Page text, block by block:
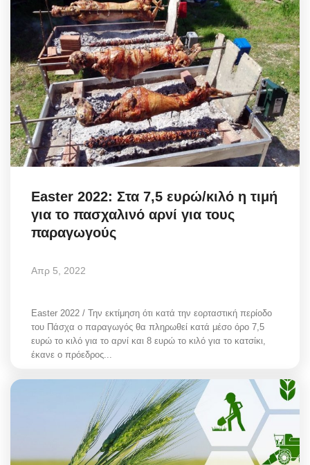
Easter 2022: Στα 7,5 ευρώ/κιλό η τιμή
για το πασχαλινό αρνί για τους
παραγωγούς
Απρ 5, 2022
Easter 2022 / Την εκτίμηση ότι κατά την εορταστική περίοδο
του Πάσχα ο παραγωγός θα πληρωθεί κατά μέσο όρο 7,5
ευρώ το κιλό για το αρνί και 8 ευρώ το κιλό για το κατσίκι,
έκανε ο πρόεδρος...